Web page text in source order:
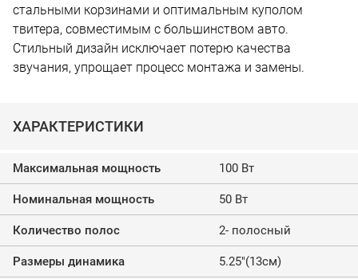
стальными корзинами и оптимальным куполом
твитера, совместимым с большинством авто.
Стильный дизайн исключает потерю качества
звучания, упрощает процесс монтажа и замены.
ХАРАКТЕРИСТИКИ
Максимальная мощность 100 Вт
Номинальная мощность 50 Вт
Количество полос 2- полосный
Размеры динамика 5.25"(13см)